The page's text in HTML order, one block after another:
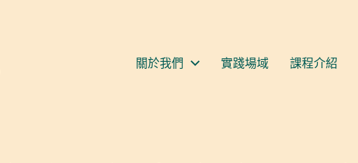
關於我們 實踐場域 課程介紹